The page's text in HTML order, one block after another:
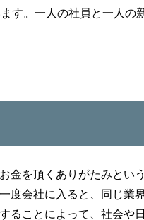
す。一人の社員と一人の
金を頂くありがたみという
度会社に入ると、同じ業
ることによって、社会や日